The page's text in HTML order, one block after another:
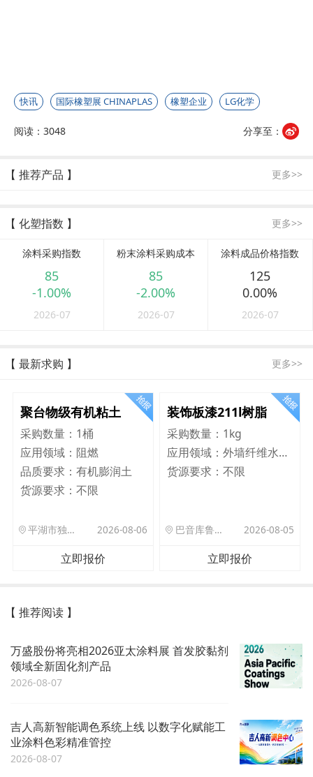
快讯 国际橡塑展 CHINAPLAS 橡塑企业 LG化学
阅读：3048 分享至：
【 推荐产品 】 更多>>
【 化塑指数 】 更多>>
涂料采购指数
85
-1.00%
2026-07
粉末涂料采购成本
85
-2.00%
2026-07
涂料成品价格指数
125
0.00%
2026-07
【 最新求购 】 更多>>
聚台物级有机粘土
采购数量： 1桶
应用领域： 阻燃
品质要求： 有机膨润土
货源要求： 不限
平湖市独山港镇集港路 589 号 2026-08-06
立即报价
装饰板漆211l树脂
采购数量： 1kg
应用领域：
外墙纤维水泥板
货源要求：不限
巴音库鲁提镇,托帕口岸六号库房 2026-08-05
立即报价
【 推荐阅读 】
万盛股份将亮相2026亚太涂料展 首发胶黏剂
领域全新固化剂产品
2026-08-07
吉人高新智能调色系统上线 以数字化赋能工
业涂料色彩精准管控
2026-08-07